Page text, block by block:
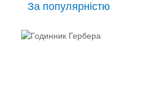
За популярністю